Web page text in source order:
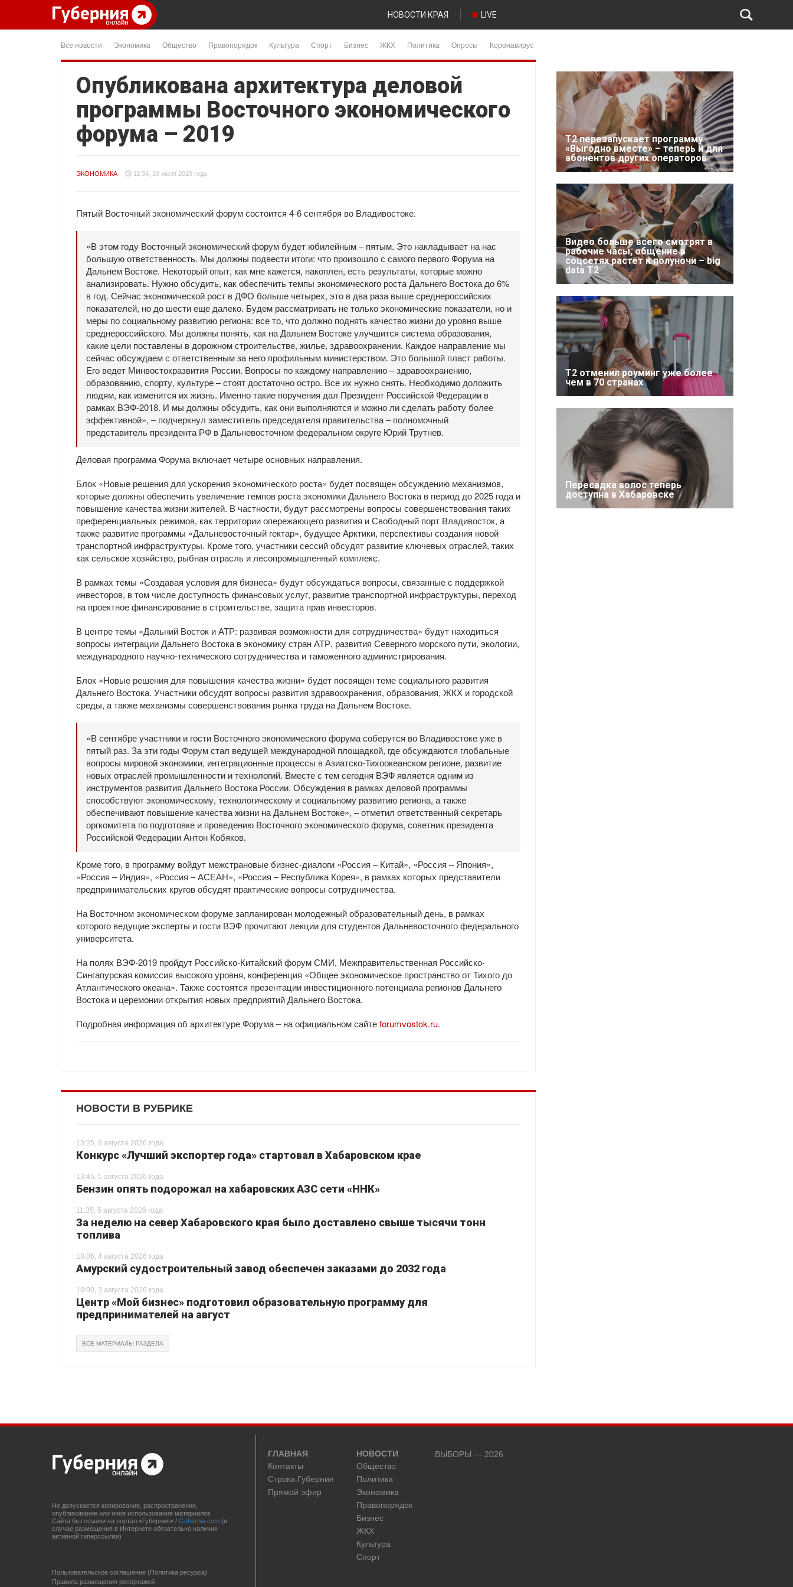
НОВОСТИ КРАЯ LIVE
Все новости Экономика Общество Правопорядок Культура Спорт Бизнес ЖКХ Политика Опросы Коронавирус
Опубликована архитектура деловой
программы Восточного экономического
форума – 2019
ЭКОНОМИКА 11:34, 19 июля 2019 года
Пятый Восточный экономический форум состоится 4-6 сентября во Владивостоке.
«В этом году Восточный экономический форум будет юбилейным – пятым. Это накладывает на нас
большую ответственность. Мы должны подвести итоги: что произошло с самого первого Форума на
Дальнем Востоке. Некоторый опыт, как мне кажется, накоплен, есть результаты, которые можно
анализировать. Нужно обсудить, как обеспечить темпы экономического роста Дальнего Востока до 6%
в год. Сейчас экономической рост в ДФО больше четырех, это в два раза выше среднероссийских
показателей, но до шести еще далеко. Будем рассматривать не только экономические показатели, но и
меры по социальному развитию региона: все то, что должно поднять качество жизни до уровня выше
среднероссийского. Мы должны понять, как на Дальнем Востоке улучшится система образования,
какие цели поставлены в дорожном строительстве, жилье, здравоохранении. Каждое направление мы
сейчас обсуждаем с ответственным за него профильным министерством. Это большой пласт работы.
Его ведет Минвостокразвития России. Вопросы по каждому направлению – здравоохранению,
образованию, спорту, культуре – стоят достаточно остро. Все их нужно снять. Необходимо доложить
людям, как изменится их жизнь. Именно такие поручения дал Президент Российской Федерации в
рамках ВЭФ-2018. И мы должны обсудить, как они выполняются и можно ли сделать работу более
эффективной», – подчеркнул заместитель председателя правительства – полномочный
представитель президента РФ в Дальневосточном федеральном округе Юрий Трутнев.
Деловая программа Форума включает четыре основных направления.
Блок «Новые решения для ускорения экономического роста» будет посвящен обсуждению механизмов,
которые должны обеспечить увеличение темпов роста экономики Дальнего Востока в период до 2025 года и
повышение качества жизни жителей. В частности, будут рассмотрены вопросы совершенствования таких
преференциальных режимов, как территории опережающего развития и Свободный порт Владивосток, а
также развитие программы «Дальневосточный гектар», будущее Арктики, перспективы создания новой
транспортной инфраструктуры. Кроме того, участники сессий обсудят развитие ключевых отраслей, таких
как сельское хозяйство, рыбная отрасль и лесопромышленный комплекс.
В рамках темы «Создавая условия для бизнеса» будут обсуждаться вопросы, связанные с поддержкой
инвесторов, в том числе доступность финансовых услуг, развитие транспортной инфраструктуры, переход
на проектное финансирование в строительстве, защита прав инвесторов.
В центре темы «Дальний Восток и АТР: развивая возможности для сотрудничества» будут находиться
вопросы интеграции Дальнего Востока в экономику стран АТР, развития Северного морского пути, экологии,
международного научно-технического сотрудничества и таможенного администрирования.
Блок «Новые решения для повышения качества жизни» будет посвящен теме социального развития
Дальнего Востока. Участники обсудят вопросы развития здравоохранения, образования, ЖКХ и городской
среды, а также механизмы совершенствования рынка труда на Дальнем Востоке.
«В сентябре участники и гости Восточного экономического форума соберутся во Владивостоке уже в
пятый раз. За эти годы Форум стал ведущей международной площадкой, где обсуждаются глобальные
вопросы мировой экономики, интеграционные процессы в Азиатско-Тихоокеанском регионе, развитие
новых отраслей промышленности и технологий. Вместе с тем сегодня ВЭФ является одним из
инструментов развития Дальнего Востока России. Обсуждения в рамках деловой программы
способствуют экономическому, технологическому и социальному развитию региона, а также
обеспечивают повышение качества жизни на Дальнем Востоке», – отметил ответственный секретарь
оргкомитета по подготовке и проведению Восточного экономического форума, советник президента
Российской Федерации Антон Кобяков.
Кроме того, в программу войдут межстрановые бизнес-диалоги «Россия – Китай», «Россия – Япония»,
«Россия – Индия», «Россия – АСЕАН», «Россия – Республика Корея», в рамках которых представители
предпринимательских кругов обсудят практические вопросы сотрудничества.
На Восточном экономическом форуме запланирован молодежный образовательный день, в рамках
которого ведущие эксперты и гости ВЭФ прочитают лекции для студентов Дальневосточного федерального
университета.
На полях ВЭФ-2019 пройдут Российско-Китайский форум СМИ, Межправительственная Российско-
Сингапурская комиссия высокого уровня, конференция «Общее экономическое пространство от Тихого до
Атлантического океана». Также состоятся презентации инвестиционного потенциала регионов Дальнего
Востока и церемонии открытия новых предприятий Дальнего Востока.
Подробная информация об архитектуре Форума – на официальном сайтеforumvostok.ru.
НОВОСТИ В РУБРИКЕ
13:25, 6 августа 2026 года
Конкурс «Лучший экспортер года» стартовал в Хабаровском крае
13:45, 5 августа 2026 года
Бензин опять подорожал на хабаровских АЗС сети «ННК»
11:35, 5 августа 2026 года
За неделю на север Хабаровского края было доставлено свыше тысячи тонн
топлива
18:06, 4 августа 2026 года
Амурский судостроительный завод обеспечен заказами до 2032 года
18:00, 3 августа 2026 года
Центр «Мой бизнес» подготовил образовательную программу для
предпринимателей на август
ВСЕ МАТЕРИАЛЫ РАЗДЕЛА
Т2 перезапускает программу
«Выгодно вместе» – теперь и для
абонентов других операторов
Видео больше всего смотрят в
рабочие часы, общение в
соцсетях растет к полуночи – big
data T2
Т2 отменил роуминг уже более
чем в 70 странах
Пересадка волос теперь
доступна в Хабаровске
Не допускается копирование, распространение,
опубликование или иное использование материалов
Сайта без ссылки на портал «Губерния» / Gubernia.com (в
случае размещения в Интернете обязательно наличие
активной гиперссылки)
Пользовательское соглашение (Политика ресурса)
Правила размещения репортажей
ГЛАВНАЯ
Контакты
Строка.Губерния
Прямой эфир
НОВОСТИ
Общество
Политика
Экономика
Правопорядок
Бизнес
ЖКХ
Культура
Спорт
ВЫБОРЫ — 2026